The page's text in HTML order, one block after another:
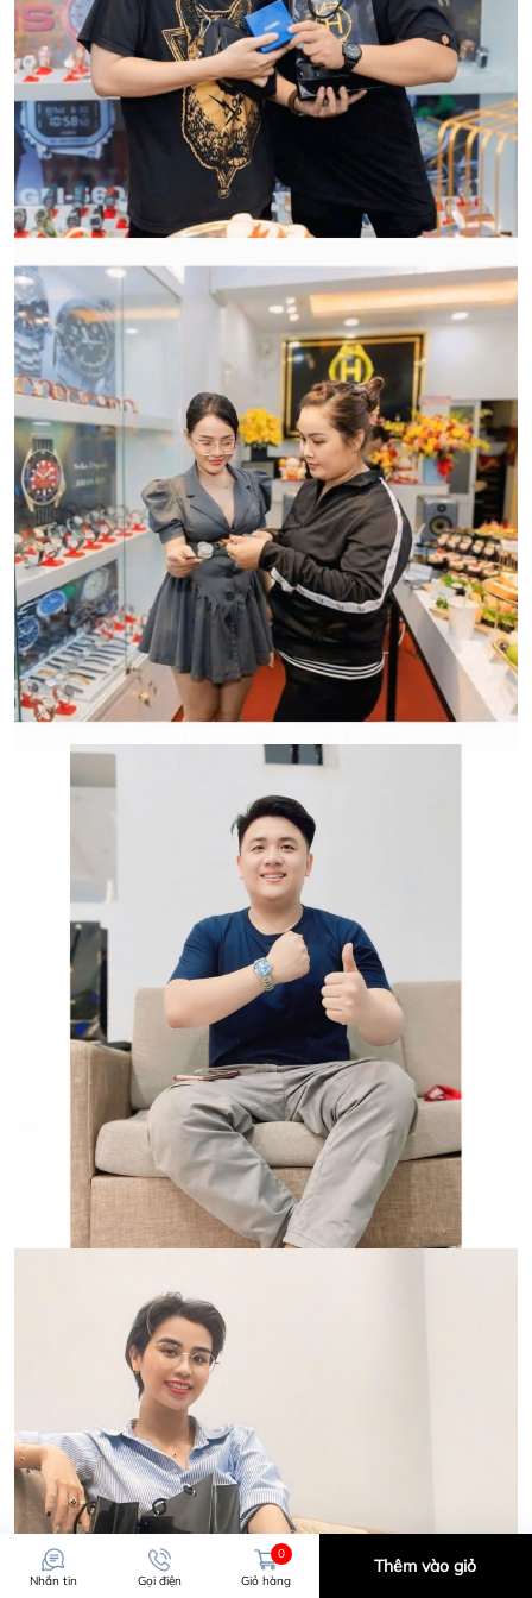
HWATCH Chuyên Nhập khẩu Và Phân Phối Các Loại
Đồng Hồ Chính Hãng
CẢM ƠN QUÝ KHÁCH ĐÃ TIN TƯỞNG VÀ ỦNG HỘ
HWATCH CHUYÊN NHẬP KHẨU và PHÂN PHỐI CÁC
LOẠI ĐỒNG HỒ CHÍNH HÃNG.
hàng:
CẢM ƠN QUÝ KHÁCH ĐÃ TIN TƯỞNG VÀ ỦNG HỘ
HWATCH CHUYÊN NHẬP KHẨU và PHÂN PHỐI CÁC
LOẠI ĐỒNG HỒ CHÍNH HÃNG.
Nhắn tin Gọi điện
0
Giỏ hàng
Thêm vào giỏ